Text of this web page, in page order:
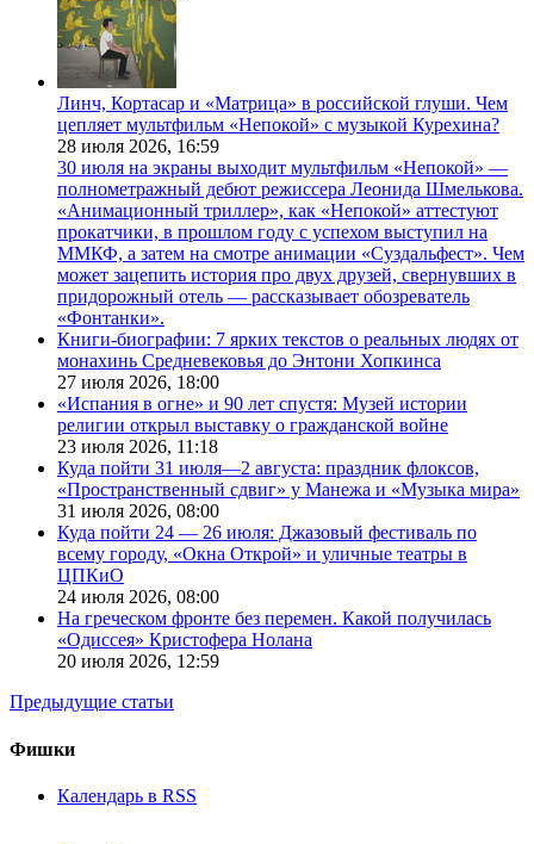
Линч, Кортасар и «Матрица» в российской глуши. Чем
цепляет мультфильм «Непокой» с музыкой Курехина?
28 июля 2026, 16:59
30 июля на экраны выходит мультфильм «Непокой» —
полнометражный дебют режиссера Леонида Шмелькова.
«Анимационный триллер», как «Непокой» аттестуют
прокатчики, в прошлом году с успехом выступил на
ММКФ, а затем на смотре анимации «Суздальфест». Чем
может зацепить история про двух друзей, свернувших в
придорожный отель — рассказывает обозреватель
«Фонтанки».
Книги-биографии: 7 ярких текстов о реальных людях от
монахинь Средневековья до Энтони Хопкинса
27 июля 2026, 18:00
«Испания в огне» и 90 лет спустя: Музей истории
религии открыл выставку о гражданской войне
23 июля 2026, 11:18
Куда пойти 31 июля—2 августа: праздник флоксов,
«Пространственный сдвиг» у Манежа и «Музыка мира»
31 июля 2026, 08:00
Куда пойти 24 — 26 июля: Джазовый фестиваль по
всему городу, «Окна Открой» и уличные театры в
ЦПКиО
24 июля 2026, 08:00
На греческом фронте без перемен. Какой получилась
«Одиссея» Кристофера Нолана
20 июля 2026, 12:59
Предыдущие статьи
Фишки
Календарь в RSS